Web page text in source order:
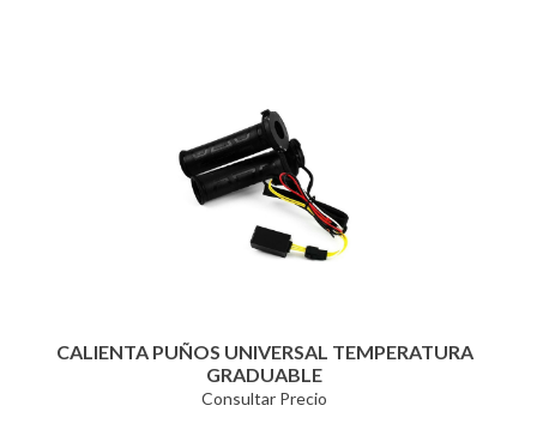
CALIENTA PUÑOS UNIVERSAL TEMPERATURA
GRADUABLE
Consultar Precio